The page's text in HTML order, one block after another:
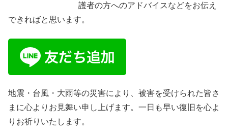
護者の方へのアドバイスなどをお伝え
できればと思います。
地震・台風・大雨等の災害により、被害を受けられた皆さ
まに心よりお見舞い申し上げます。一日も早い復旧を心よ
りお祈りいたします。